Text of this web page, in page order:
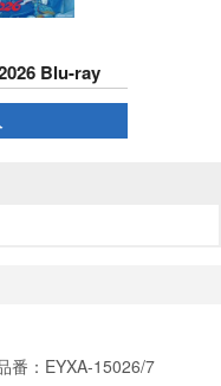
Blu-ray
番：EYXA-15026/7